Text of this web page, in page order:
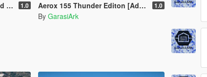
1.0 Aerox 155 Thunder Editon [Add-On] 1.0
By GarasiArk